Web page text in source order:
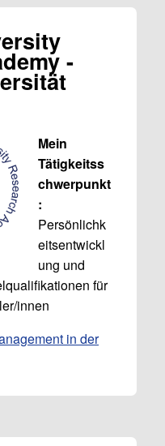
-
Mein
Tätigkeitss
chwerpunkt
:
Persönlichk
eitsentwickl
ung und
für
innen
in der